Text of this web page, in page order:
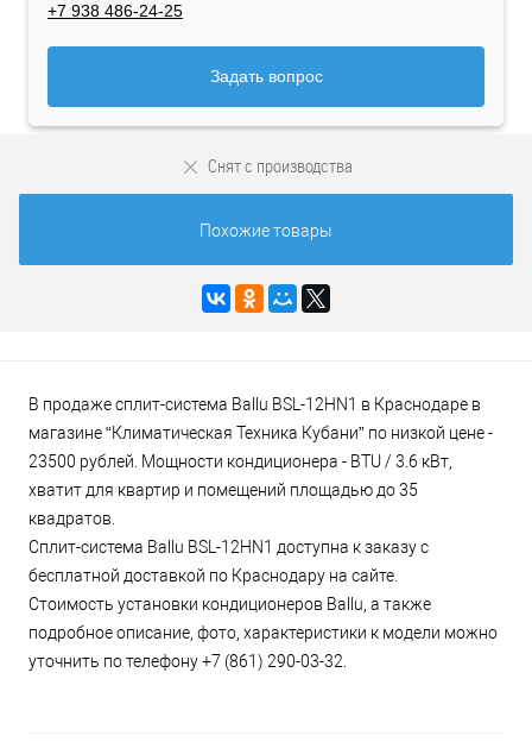
+7 938 486-24-25
Задать вопрос
Снят с производства
Похожие товары
В продаже сплит-система Ballu BSL-12HN1 в Краснодаре в
магазине “Климатическая Техника Кубани” по низкой цене -
23500 рублей. Мощности кондиционера - BTU / 3.6 кВт,
хватит для квартир и помещений площадью до 35
квадратов.
Сплит-система Ballu BSL-12HN1 доступна к заказу с
бесплатной доставкой по Краснодару на сайте.
Стоимость установки кондиционеров Ballu, а также
подробное описание, фото, характеристики к модели можно
уточнить по телефону +7 (861) 290-03-32.